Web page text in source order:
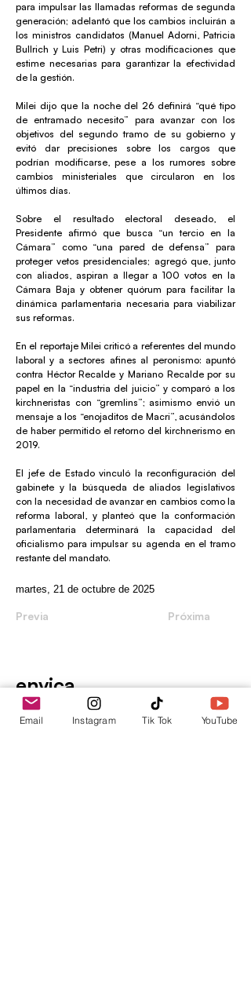
para impulsar las llamadas reformas de segunda
generación; adelantó que los cambios incluirán a
los ministros candidatos (Manuel Adorni, Patricia
Bullrich y Luis Petri) y otras modificaciones que
estime necesarias para garantizar la efectividad
de la gestión.
Milei dijo que la noche del 26 definirá “qué tipo
de entramado necesito” para avanzar con los
objetivos del segundo tramo de su gobierno y
evitó dar precisiones sobre los cargos que
podrían modificarse, pese a los rumores sobre
cambios ministeriales que circularon en los
últimos días.
Sobre el resultado electoral deseado, el
Presidente afirmó que busca “un tercio en la
Cámara” como “una pared de defensa” para
proteger vetos presidenciales; agregó que, junto
con aliados, aspiran a llegar a 100 votos en la
Cámara Baja y obtener quórum para facilitar la
dinámica parlamentaria necesaria para viabilizar
sus reformas.
En el reportaje Milei criticó a referentes del mundo
laboral y a sectores afines al peronismo: apuntó
contra Héctor Recalde y Mariano Recalde por su
papel en la “industria del juicio” y comparó a los
kirchneristas con “gremlins”; asimismo envió un
mensaje a los “enojaditos de Macri”, acusándolos
de haber permitido el retorno del kirchnerismo en
2019.
El jefe de Estado vinculó la reconfiguración del
gabinete y la búsqueda de aliados legislativos
con la necesidad de avanzar en cambios como la
reforma laboral, y planteó que la conformación
parlamentaria determinará la capacidad del
oficialismo para impulsar su agenda en el tramo
restante del mandato.
martes, 21 de octubre de 2025
Previa Próxima
envica
Tu punto de información.
Email Instagram Tik Tok YouTube